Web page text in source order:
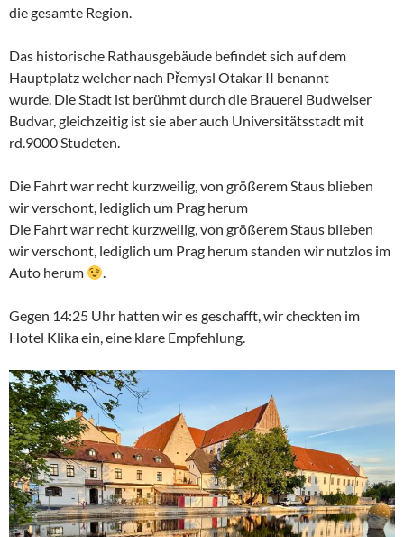
die gesamte Region.
Das historische Rathausgebäude befindet sich auf dem
Hauptplatz welcher nach Přemysl Otakar II benannt
wurde. Die Stadt ist berühmt durch die Brauerei Budweiser
Budvar, gleichzeitig ist sie aber auch Universitätsstadt mit
rd.9000 Studeten.
Die Fahrt war recht kurzweilig, von größerem Staus blieben
wir verschont, lediglich um Prag herum
Die Fahrt war recht kurzweilig, von größerem Staus blieben
wir verschont, lediglich um Prag herum standen wir nutzlos im
Auto herum
.
Gegen 14:25 Uhr hatten wir es geschafft, wir checkten im
Hotel Klika ein, eine klare Empfehlung.